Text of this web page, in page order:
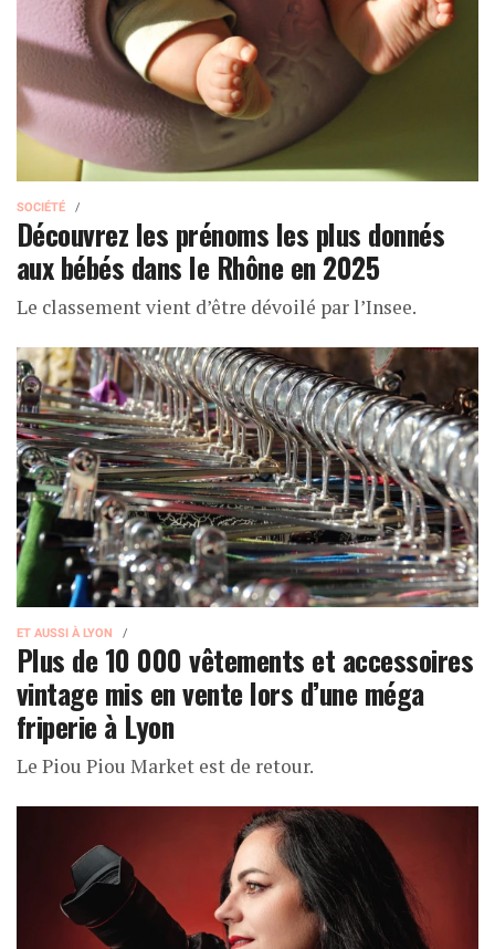
SOCIÉTÉ
Découvrez les prénoms les plus donnés
aux bébés dans le Rhône en 2025
Le classement vient d’être dévoilé par l’Insee.
ET AUSSI À LYON
Plus de 10 000 vêtements et accessoires
vintage mis en vente lors d’une méga
friperie à Lyon
Le Piou Piou Market est de retour.